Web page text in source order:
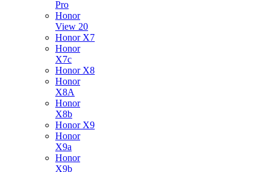
Pro
Honor
View 20
Honor X7
Honor
X7c
Honor X8
Honor
X8A
Honor
X8b
Honor X9
Honor
X9a
Honor
X9b